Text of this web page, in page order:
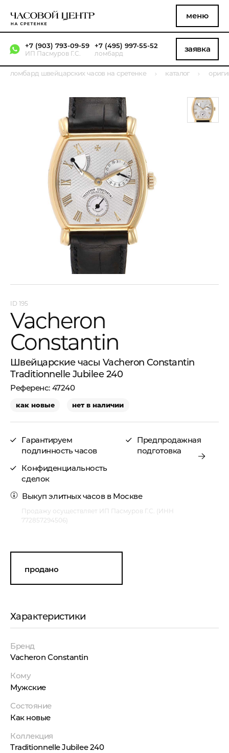
меню
+7 (903) 793-09-59
ИП Пасмуров Г.С.
+7 (495) 997-55-52
ломбард заявка
ломбард швейцарских часов на сретенке каталог
195
Vacheron
Constantin
Швейцарские часы Vacheron Constantin
Traditionnelle Jubilee 240
47240
как новые нет в наличии
Гарантируем
подлинность часов
Конфиденциальность
сделок
Предпродажная
подготовка
Выкуп элитных часовв Москве
Продажу осуществляет ИП Пасмуров Г.С. (ИНН
772857294506)
продано
Характеристики
Бренд
Vacheron Constantin
Кому
Мужские
Состояние
Как новые
Коллекция
Traditionnelle Jubilee 240